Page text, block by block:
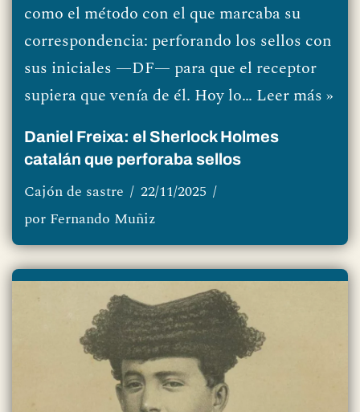
como el método con el que marcaba su
correspondencia: perforando los sellos con
sus iniciales —DF— para que el receptor
supiera que venía de él. Hoy lo… Leer más »
Daniel Freixa: el Sherlock Holmes
catalán que perforaba sellos
Cajón de sastre
22/11/2025
por Fernando Muñiz